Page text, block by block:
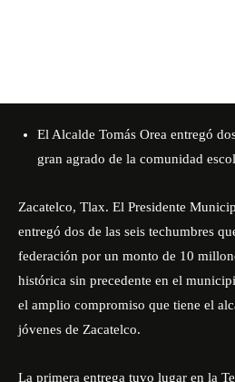
El Alcalde Tomás Orea entregó
gran agrado de la comunidad
Zacatelco, Tlax. El Presidente
entregó dos de las seis techumbres
federación por un monto de 10
histórica sin precedente en el
el amplio compromiso que tiene el
jóvenes de Zacatelco.
La primera entrega tuvo lugar en la